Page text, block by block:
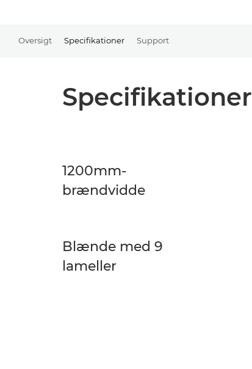
Oversigt Specifikationer Support
Specifikationer
1200mm-
brændvidde
Blænde med 9
lameller